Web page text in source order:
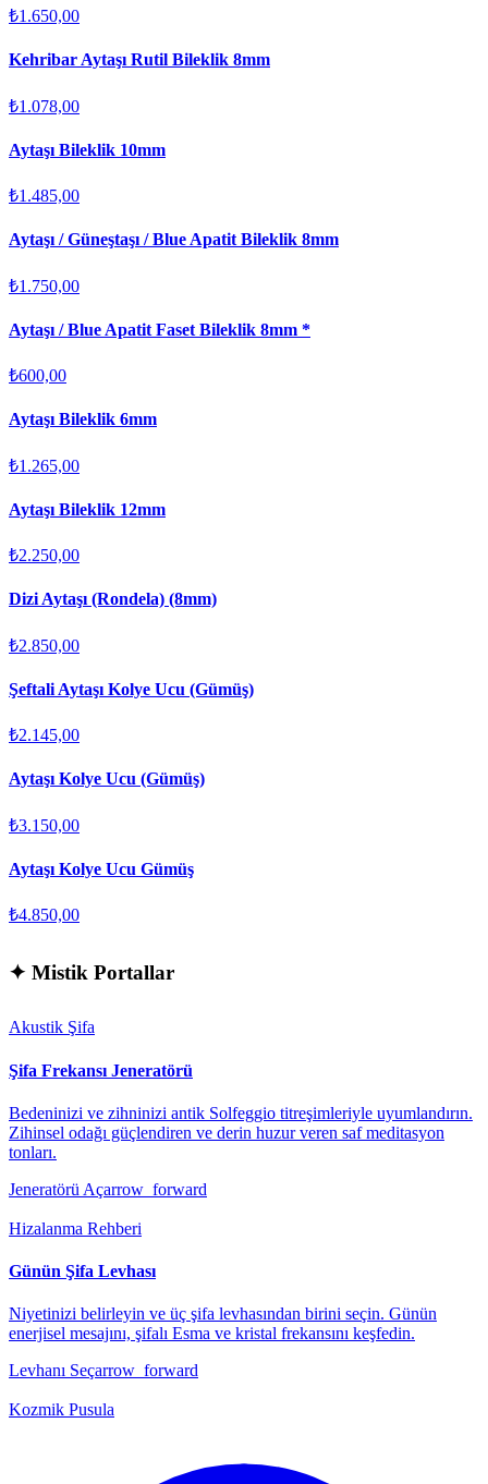
₺1.650,00
Kehribar Aytaşı Rutil Bileklik 8mm
₺1.078,00
Aytaşı Bileklik 10mm
₺1.485,00
Aytaşı / Güneştaşı / Blue Apatit Bileklik 8mm
₺1.750,00
Aytaşı / Blue Apatit Faset Bileklik 8mm *
₺600,00
Aytaşı Bileklik 6mm
₺1.265,00
Aytaşı Bileklik 12mm
₺2.250,00
Dizi Aytaşı (Rondela) (8mm)
₺2.850,00
Şeftali Aytaşı Kolye Ucu (Gümüş)
₺2.145,00
Aytaşı Kolye Ucu (Gümüş)
₺3.150,00
Aytaşı Kolye Ucu Gümüş
₺4.850,00
✦ Mistik Portallar
Akustik Şifa
Şifa Frekansı Jeneratörü
Bedeninizi ve zihninizi antik Solfeggio titreşimleriyle uyumlandırın.
Zihinsel odağı güçlendiren ve derin huzur veren saf meditasyon
tonları.
Jeneratörü Açarrow_forward
Hizalanma Rehberi
Günün Şifa Levhası
Niyetinizi belirleyin ve üç şifa levhasından birini seçin. Günün
enerjisel mesajını, şifalı Esma ve kristal frekansını keşfedin.
Levhanı Seçarrow_forward
Kozmik Pusula